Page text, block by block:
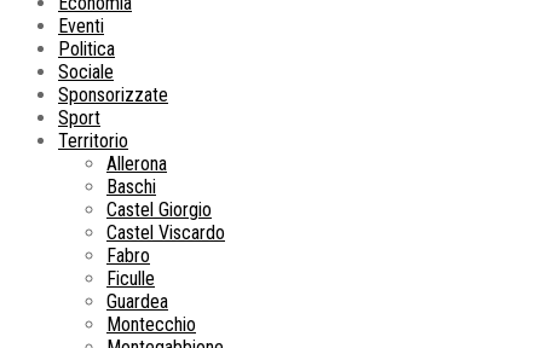
Eventi
Politica
Sociale
Sponsorizzate
Sport
Territorio
Allerona
Baschi
Castel Giorgio
Castel Viscardo
Fabro
Ficulle
Guardea
Montecchio